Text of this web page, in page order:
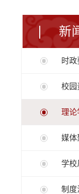
新
时政
校园
理论
媒体
学校
制度